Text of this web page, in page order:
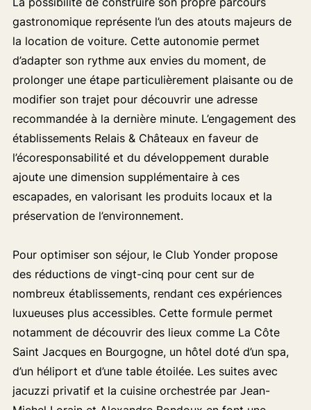
gastronomique représente l’un des atouts majeurs de
la location de voiture. Cette autonomie permet
d’adapter son rythme aux envies du moment, de
prolonger une étape particulièrement plaisante ou de
modifier son trajet pour découvrir une adresse
recommandée à la dernière minute. L’engagement des
établissements Relais & Châteaux en faveur de
l’écoresponsabilité et du développement durable
ajoute une dimension supplémentaire à ces
escapades, en valorisant les produits locaux et la
préservation de l’environnement.
Pour optimiser son séjour, le Club Yonder propose
des réductions de vingt-cinq pour cent sur de
nombreux établissements, rendant ces expériences
luxueuses plus accessibles. Cette formule permet
notamment de découvrir des lieux comme La Côte
Saint Jacques en Bourgogne, un hôtel doté d’un spa,
d’un héliport et d’une table étoilée. Les suites avec
jacuzzi privatif et la cuisine orchestrée par Jean-